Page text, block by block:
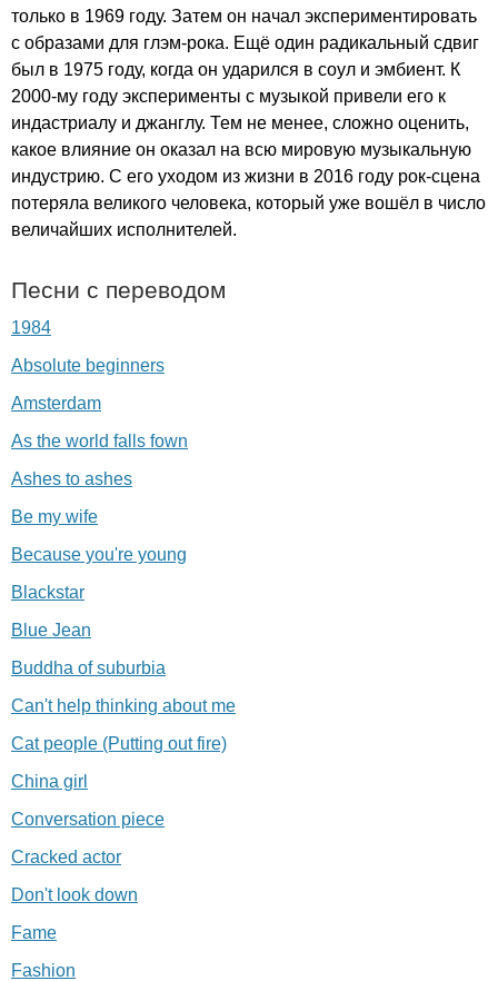
только в 1969 году. Затем он начал экспериментировать
с образами для глэм-рока. Ещё один радикальный сдвиг
был в 1975 году, когда он ударился в соул и эмбиент. К
2000-му году эксперименты с музыкой привели его к
индастриалу и джанглу. Тем не менее, сложно оценить,
какое влияние он оказал на всю мировую музыкальную
индустрию. С его уходом из жизни в 2016 году рок-сцена
потеряла великого человека, который уже вошёл в число
величайших исполнителей.
Песни с переводом
1984
Absolute beginners
Amsterdam
As the world falls fown
Ashes to ashes
Be my wife
Because you're young
Blackstar
Blue Jean
Buddha of suburbia
Can't help thinking about me
Cat people (Putting out fire)
China girl
Conversation piece
Cracked actor
Don't look down
Fame
Fashion